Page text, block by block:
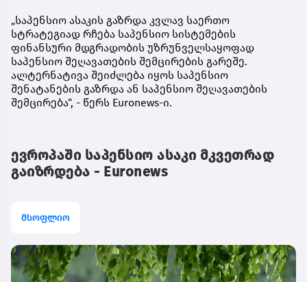
„საპენსიო ასაკის გაზრდა კვლავ საერთო
სტრატეგიად რჩება საპენსიო სისტემების
ფინანსური მდგრადობის უზრუნველსაყოფად
საპენსიო შეღავათების შემცირების გარეშე.
ალტერნატივა შეიძლება იყოს საპენსიო
შენატანების გაზრდა ან საპენსიო შეღავათების
შემცირება“, - წერს Euronews-ი.
ევროპაში საპენსიო ასაკი მკვეთრად
გაიზრდება - Euronews
მსოფლიო